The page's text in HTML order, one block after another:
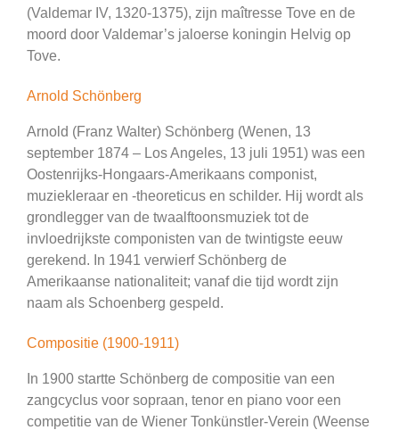
(Valdemar IV, 1320-1375), zijn maîtresse Tove en de
moord door Valdemar’s jaloerse koningin Helvig op
Tove.
Arnold Schönberg
Arnold (Franz Walter) Schönberg (Wenen, 13
september 1874 – Los Angeles, 13 juli 1951) was een
Oostenrijks-Hongaars-Amerikaans componist,
muziekleraar en -theoreticus en schilder. Hij wordt als
grondlegger van de twaalftoonsmuziek tot de
invloedrijkste componisten van de twintigste eeuw
gerekend. In 1941 verwierf Schönberg de
Amerikaanse nationaliteit; vanaf die tijd wordt zijn
naam als Schoenberg gespeld.
Compositie (1900-1911)
In 1900 startte Schönberg de compositie van een
zangcyclus voor sopraan, tenor en piano voor een
competitie van de Wiener Tonkünstler-Verein (Weense